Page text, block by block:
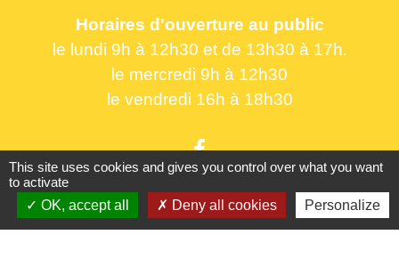
Horaires d'ouverture au public
le lundi 9h à 12h30 et de 13h30 à 17h.
le mercredi 9h à 12h30
le vendredi 16h à 18h30
Liens utiles
This site uses cookies and gives you control over what you want
to activate
OK, accept all
Deny all cookies Personalize